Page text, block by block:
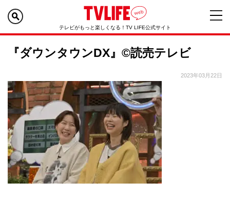
テレビがもっと楽しくなる！TV LIFE公式サイト
『ダウンタウンDX』©読売テレビ
2023年03月22日